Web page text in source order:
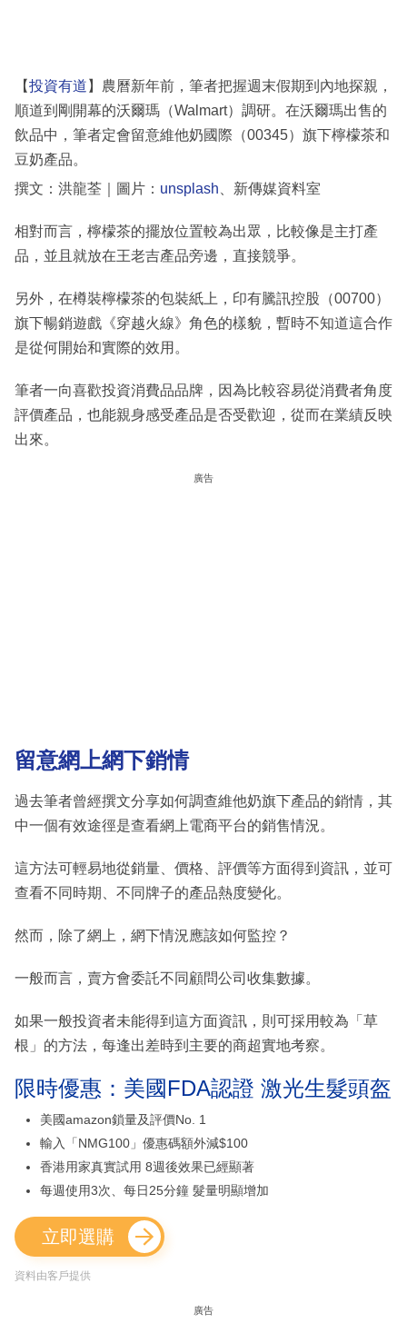
區
【投資有道 】農曆新年前，筆者把握週末假期到內地探親，
順道到剛開幕的沃爾瑪（Walmart）調研。在沃爾瑪出售的
飲品中，筆者定會留意維他奶國際（00345）旗下檸檬茶和
豆奶產品。
撰文：洪龍荃｜圖片： unsplash 、新傳媒資料室
相對而言，檸檬茶的擺放位置較為出眾，比較像是主打產
品，並且就放在王老吉產品旁邊，直接競爭。
另外，在樽裝檸檬茶的包裝紙上，印有騰訊控股（00700）
旗下暢銷遊戲《穿越火線》角色的樣貌，暫時不知道這合作
是從何開始和實際的效用。
筆者一向喜歡投資消費品品牌，因為比較容易從消費者角度
評價產品，也能親身感受產品是否受歡迎，從而在業績反映
出來。
廣告
留意網上網下銷情
過去筆者曾經撰文分享如何調查維他奶旗下產品的銷情，其
中一個有效途徑是查看網上電商平台的銷售情況。
這方法可輕易地從銷量、價格、評價等方面得到資訊，並可
查看不同時期、不同牌子的產品熱度變化。
然而，除了網上，網下情況應該如何監控？
一般而言，賣方會委託不同顧問公司收集數據。
如果一般投資者未能得到這方面資訊，則可採用較為「草
根」的方法，每逢出差時到主要的商超實地考察。
限時優惠：美國FDA認證 激光生髮頭盔
美國amazon鎖量及評價No. 1
輸入「NMG100」優惠碼額外減$100
香港用家真實試用 8週後效果已經顯著
每週使用3次、每日25分鐘 髮量明顯增加
立即選購
資料由客戶提供
廣告